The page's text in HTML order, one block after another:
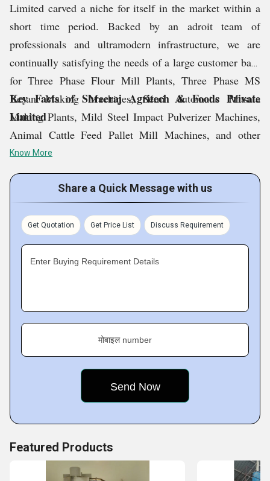
Limited carved a niche for itself in the market within a
short time period. Backed by an adroit team of
professionals and ultramodern infrastructure, we are
continually satisfying the needs of a large customer base
for Three Phase Flour Mill Plants, Three Phase MS
Besan Making Machines, Semi Automatic Masala
Making Plants, Mild Steel Impact Pulverizer Machines,
Animal Cattle Feed Pallet Mill Machines, and other
products with ease and efficiency. All our products are
quality-assured and priced at market-leading rates.
Key Facts of Shreeraj Agritech & Foods Private
Limited
Know More
Share a Quick Message with us
Get Quotation Get Price List Discuss Requirement
Enter Buying Requirement Details
मोबाइल number
Featured Products